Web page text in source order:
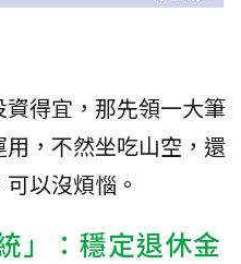
得宜，那先領一大筆
，不然坐吃山空，還
以沒煩惱。
」：穩定退休金